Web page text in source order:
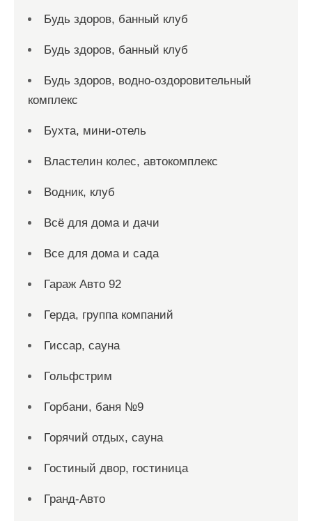
Будь здоров, банный клуб
Будь здоров, банный клуб
Будь здоров, водно-оздоровительный
комплекс
Бухта, мини-отель
Властелин колес, автокомплекс
Водник, клуб
Всё для дома и дачи
Все для дома и сада
Гараж Авто 92
Герда, группа компаний
Гиссар, сауна
Гольфстрим
Горбани, баня №9
Горячий отдых, сауна
Гостиный двор, гостиница
Гранд-Авто